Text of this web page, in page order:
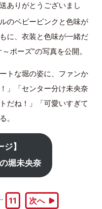
ありがとうございまし
ベビーピンクと色味が
に、衣装と色味が一緒だ
ポーズ”の写真を公開。
トな堀の姿に、ファンか
」「センター分け未央奈
だね！」「可愛いすぎて
。
ジ】
堀未央奈
11 次へ